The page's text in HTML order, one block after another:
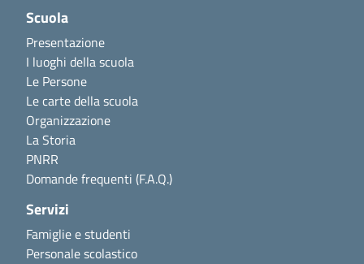
Scuola
Presentazione
I luoghi della scuola
Le Persone
Le carte della scuola
Organizzazione
La Storia
PNRR
Domande frequenti (F.A.Q.)
Servizi
Famiglie e studenti
Personale scolastico